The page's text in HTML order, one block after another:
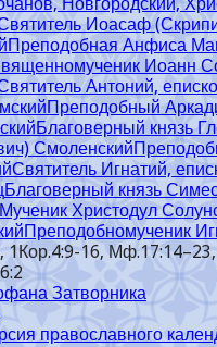
Новгородский,
Иоасаф
Преподобная Анфиса
Иоанн
Антоний,
Преподобный
Благоверный князь
Смоленский
Святитель Игнатий,
Благоверный князь
Мученик Христодул
Преподобномученик
1Кор.4:9-16,
Затворника
православного